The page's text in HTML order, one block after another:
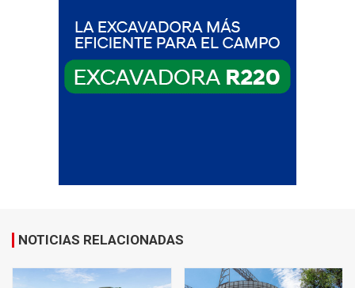
NOTICIAS RELACIONADAS